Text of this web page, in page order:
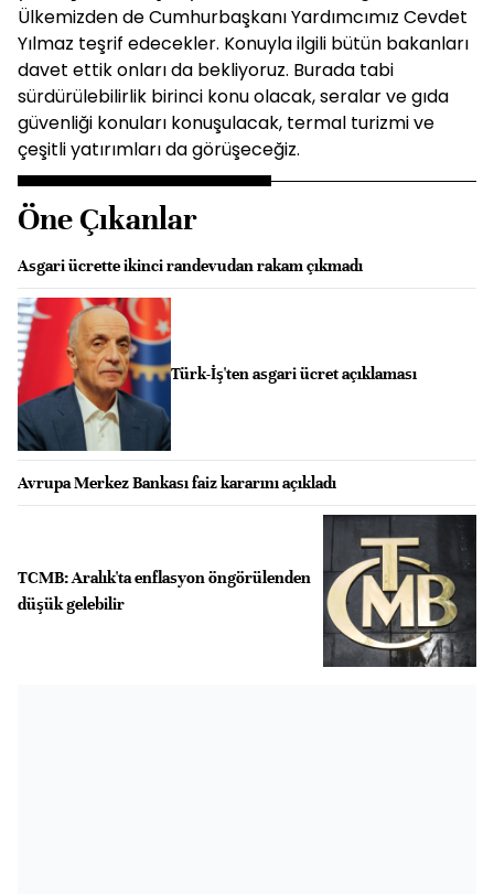
Ülkemizden de Cumhurbaşkanı Yardımcımız Cevdet
Yılmaz teşrif edecekler. Konuyla ilgili bütün bakanları
davet ettik onları da bekliyoruz. Burada tabi
sürdürülebilirlik birinci konu olacak, seralar ve gıda
güvenliği konuları konuşulacak, termal turizmi ve
çeşitli yatırımları da görüşeceğiz.
Öne Çıkanlar
Asgari ücrette ikinci randevudan rakam çıkmadı
Türk-İş'ten asgari ücret açıklaması
Avrupa Merkez Bankası faiz kararını açıkladı
TCMB: Aralık'ta enflasyon öngörülenden
düşük gelebilir